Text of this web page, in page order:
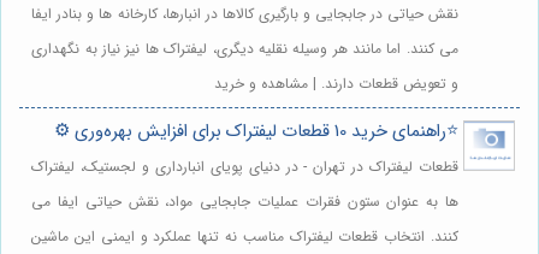
نقش حیاتی در جابجایی و بارگیری کالاها در انبارها، کارخانه ها و بنادر ایفا
می کنند. اما مانند هر وسیله نقلیه دیگری، لیفتراک ها نیز نیاز به نگهداری
و تعویض قطعات دارند. | مشاهده و خرید
⭐️راهنمای خرید 10 قطعات لیفتراک برای افزایش بهره‌وری ⚙️
قطعات لیفتراک در تهران - در دنیای پویای انبارداری و لجستیک، لیفتراک
ها به عنوان ستون فقرات عملیات جابجایی مواد، نقش حیاتی ایفا می
کنند. انتخاب قطعات لیفتراک مناسب نه تنها عملکرد و ایمنی این ماشین